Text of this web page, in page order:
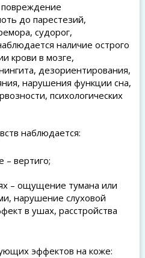
до парестезий,
судорог,
наличие острого
крови в мозге,
дезориентирования,
нарушения функции сна,
психологических
наблюдается:
– вертиго;
– ощущение тумана или
нарушение слуховой
в ушах, расстройства
эффектов на коже: